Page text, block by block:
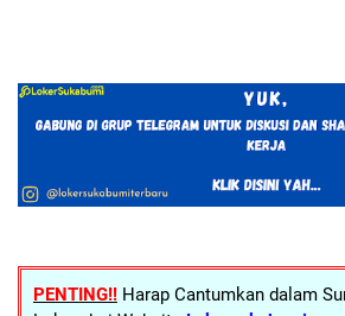
PENTING!! Harap Cantumkan dalam